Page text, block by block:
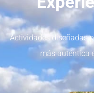
Actividades diseñadas
más auténtica